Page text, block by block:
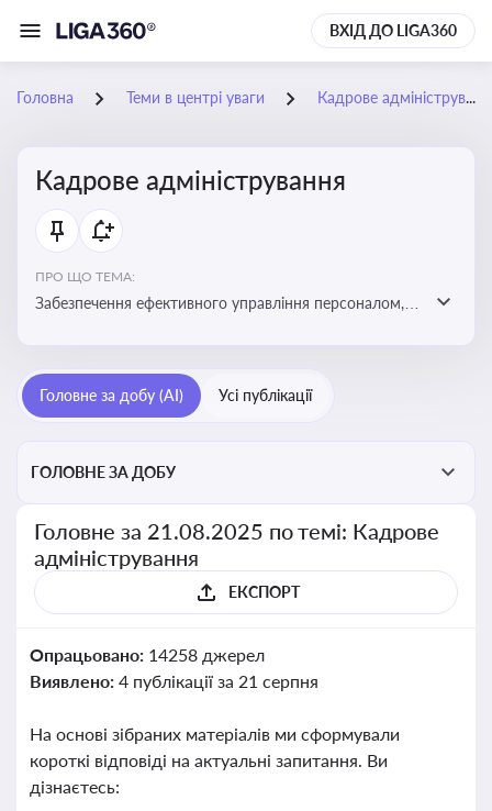
ВХІД ДО LIGA360
Головна Теми в центрі уваги Кадрове адміністрування
Кадрове адміністрування
ПРО ЩО ТЕМА:
Забезпечення ефективного управління персоналом,
Головне за добу (AI) Усі публікації
ГОЛОВНЕ ЗА ДОБУ
Головне за 21.08.2025 по темі: Кадрове
адміністрування
ЕКСПОРТ
Опрацьовано: 14258 джерел
Виявлено: 4 публікації за 21 серпня
На основі зібраних матеріалів ми сформували
короткі відповіді на актуальні запитання. Ви
дізнаєтесь: